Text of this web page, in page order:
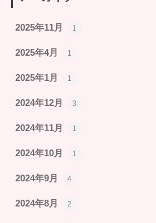
2025年11月 1
2025年4月 1
2025年1月 1
2024年12月 3
2024年11月 1
2024年10月 1
2024年9月 4
2024年8月 2